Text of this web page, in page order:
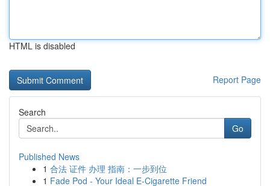
HTML is disabled
Report Page
Search
Go
Published News
1 合法 证件 办理 指南：一步到位
1 Fade Pod - Your Ideal E-Cigarette Friend